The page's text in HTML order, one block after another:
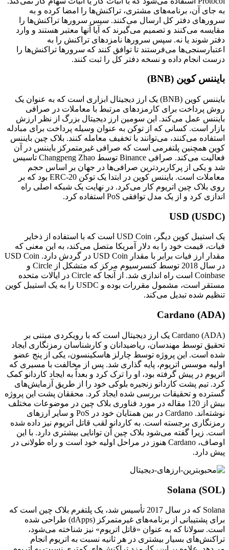
به جای آن، برنامه‌های مشتری، تراکنش‌ها را امضا کرده و به
سرورهای دفتر کل ارسال می‌کنند. سپس سرورها تراکنش‌ها را
مقایسه می‌کنند و تصمیم می‌گیرند که آیا آنها معتبر هستند و وارد
دفتر شوند یا نه. سپس سرورها نامزدهای تراکنش را به
اعتبارسنجی‌ها می‌فرستند تا توافق کنند که سرورها تراکنش‌ها را
درست انجام داده و نسخه دفتر کل را ثبت کنند.
بایننس کوین (BNB)
بایننس کوین (BNB) یک ارز دیجیتال ابزاری است که به عنوان یک
روش پرداخت برای کارمزدهای مرتبط با معاملات در صرافی
بایننس عمل می‌کند. این سومین ارز دیجیتال بزرگ از نظر ارزش
بازار است. کسانی که از توکن به عنوان وسیله پرداخت برای مبادله
استفاده می‌کنند، می‌توانند با تخفیف معامله کنند. بلاک چین بایننس
کوین همچنین پلتفرمی است که صرافی غیرمتمرکز بایننس در آن
فعالیت می‌کند. صرافی Binance توسط Changpeng Zhao تاسیس
شد و یکی از پرکاربردترین صرافی‌ها در جهان بر اساس حجم
معاملات است. بایننس کوین در ابتدا یک توکن ERC-20 بود که بر
روی بلاک چین اتریوم کار می‌کرد. در نهایت یک شبکه اصلی راه
اندازی کرد و از یک مدل توافقی PoS استفاده کرد.
USD (USDC)
یک استیبل کوین دیگر، USD Coin است که با استفاده از ذخایر
فیات، قیمت خود را به دلار آمریکا متصل می‌کند، به این معنی که
مقدار ارز فیات برابر با مقدار USD Coin در گردش دارد. USD Coin
در سال 2018 توسط کنسرسیوم مرکز که متشکل از Circle و
Coinbase است راه اندازی شد. از آنجا که Circle در ایالات متحده
مستقر است، مشمول مقررات بوده و USDC را به یک استیبل کوین
تنظیم شده تبدیل می‌کند.
Cardano (ADA)
Cardano (ADA) یک ارز دیجیتال است که با رویکردی مبتنی بر
تحقیق توسط مهندسان، ریاضیدانان و کارشناسان رمزنگاری ایجاد
شده است. این پروژه توسط چارلز هاسکینسون، یکی از پنج عضو
اولیه موسس اتریوم، پایه‌ گذاری شد. پس از مخالفت با مسیری که
اتریوم در پیش گرفته بود، او را ترک کرد و بعداً به ایجاد کاردانو کمک
کرد. تیم پشت کاردانو زنجیره بلوکی خود را از طریق آزمایش‌های
گسترده و تحقیقات بررسی شده ایجاد کرد. محققان پشت این پروژه
بیش از 120 مقاله در مورد فناوری بلاک چین در موضوعات مختلف
نوشته‌اند. Cardano در بین همتایان خود در PoS و سایر ارزهای
رمزنگاری برجسته است. به کاردانو لقب قاتل اتریوم نیز داده شده
است. زیرا گفته می‌شود بلاک چین آن توانایی بیشتری دارد. با این
اوصاف، Cardano هنوز در مراحل اولیه خود است و راه طولانی در
پیش دارد.
Solana (SOL)
Solana که در سال 2017 تأسیس شد، یک پلتفرم بلاک چین است که
برای پشتیبانی از برنامه‌های غیرمتمرکز (dApps) طراحی شده
است. سولانا که به عنوان «قاتل اتریوم» نیز شناخته می‌شود،
تراکنش‌های بسیار بیشتری در هر ثانیه نسبت به اتریوم انجام